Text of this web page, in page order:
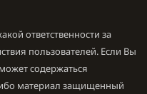
ответственности за
пользователей. Если Вы
содержаться
материал защищенный